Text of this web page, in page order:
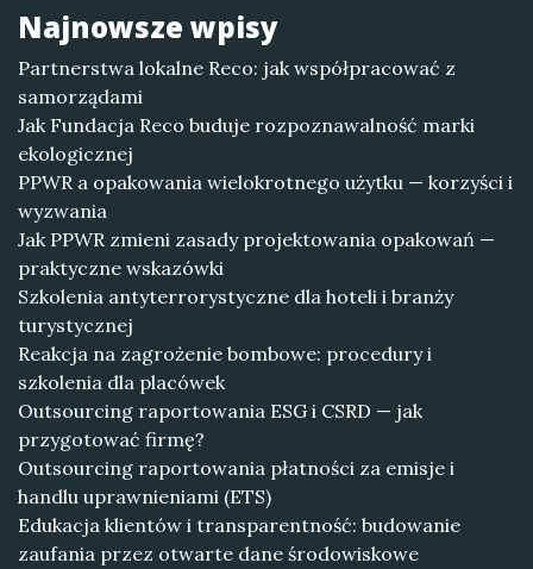
Najnowsze wpisy
Partnerstwa lokalne Reco: jak współpracować z
samorządami
Jak Fundacja Reco buduje rozpoznawalność marki
ekologicznej
PPWR a opakowania wielokrotnego użytku — korzyści i
wyzwania
Jak PPWR zmieni zasady projektowania opakowań —
praktyczne wskazówki
Szkolenia antyterrorystyczne dla hoteli i branży
turystycznej
Reakcja na zagrożenie bombowe: procedury i
szkolenia dla placówek
Outsourcing raportowania ESG i CSRD — jak
przygotować firmę?
Outsourcing raportowania płatności za emisje i
handlu uprawnieniami (ETS)
Edukacja klientów i transparentność: budowanie
zaufania przez otwarte dane środowiskowe